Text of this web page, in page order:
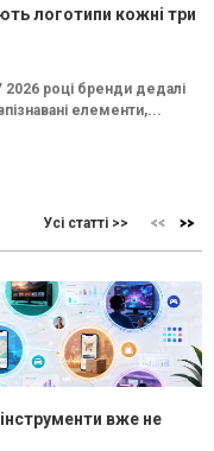
логотипи кожні три
2026 році бренди дедалі
елементи,...
Усі статті >>
вже не